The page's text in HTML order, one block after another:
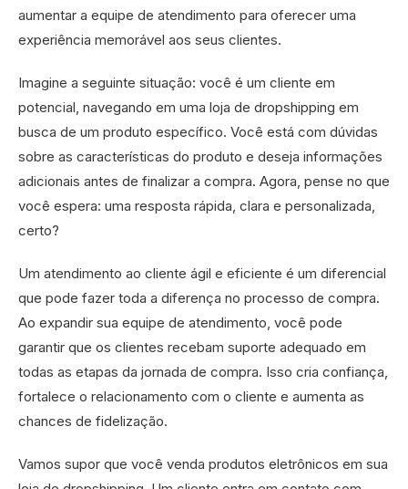
aumentar a equipe de atendimento para oferecer uma
experiência memorável aos seus clientes.
Imagine a seguinte situação: você é um cliente em
potencial, navegando em uma loja de dropshipping em
busca de um produto específico. Você está com dúvidas
sobre as características do produto e deseja informações
adicionais antes de finalizar a compra. Agora, pense no que
você espera: uma resposta rápida, clara e personalizada,
certo?
Um atendimento ao cliente ágil e eficiente é um diferencial
que pode fazer toda a diferença no processo de compra.
Ao expandir sua equipe de atendimento, você pode
garantir que os clientes recebam suporte adequado em
todas as etapas da jornada de compra. Isso cria confiança,
fortalece o relacionamento com o cliente e aumenta as
chances de fidelização.
Vamos supor que você venda produtos eletrônicos em sua